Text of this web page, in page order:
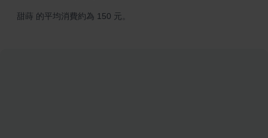
甜蒔 的平均消費約為 150 元。